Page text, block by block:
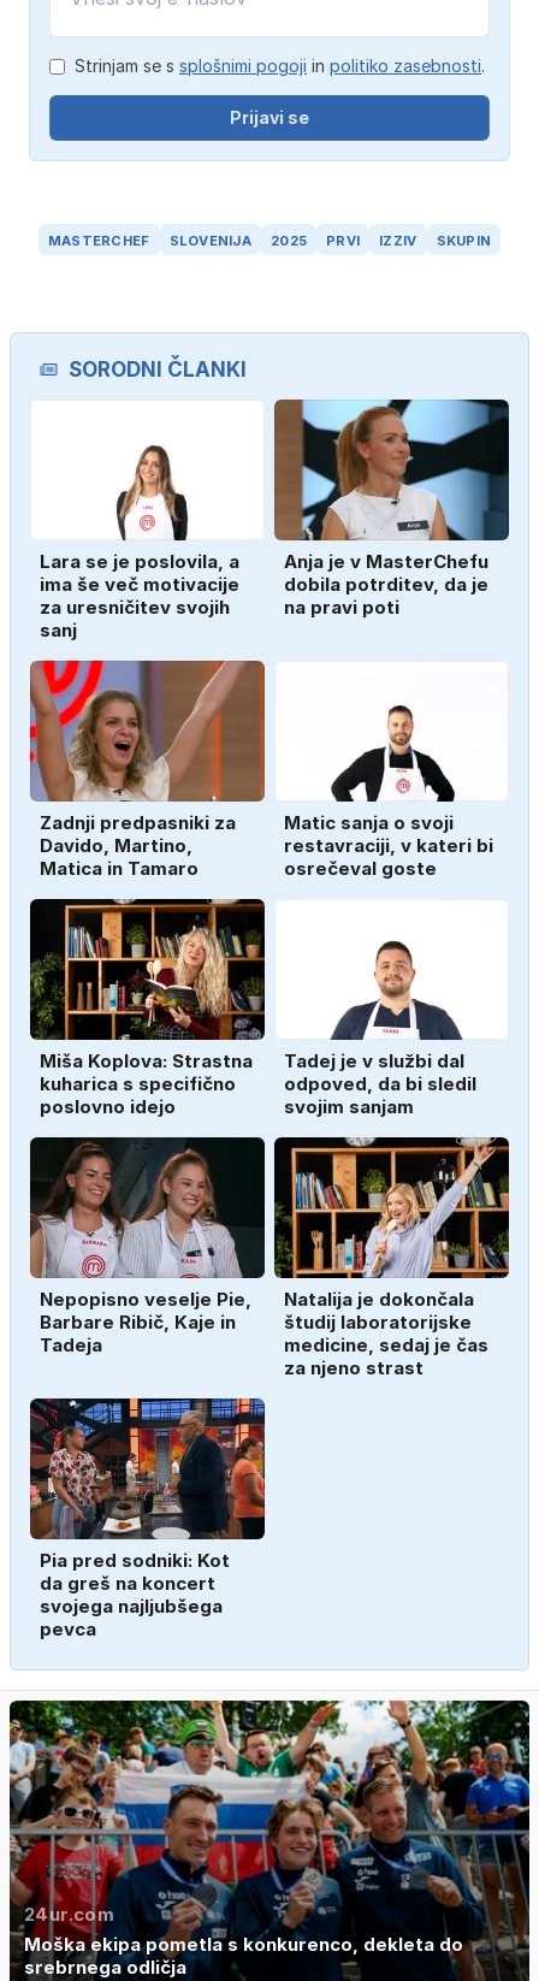
Strinjam se s splošnimi pogoji in politiko zasebnosti.
Prijavi se
MASTERCHEF SLOVENIJA 2025 PRVI IZZIV SKUPIN
SORODNI ČLANKI
Lara se je poslovila, a
ima še več motivacije
za uresničitev svojih
sanj
Anja je v MasterChefu
dobila potrditev, da je
na pravi poti
Zadnji predpasniki za
Davido, Martino,
Matica in Tamaro
Matic sanja o svoji
restavraciji, v kateri bi
osrečeval goste
Miša Koplova: Strastna
kuharica s specifično
poslovno idejo
Tadej je v službi dal
odpoved, da bi sledil
svojim sanjam
Nepopisno veselje Pie,
Barbare Ribič, Kaje in
Tadeja
Natalija je dokončala
študij laboratorijske
medicine, sedaj je čas
za njeno strast
Pia pred sodniki: Kot
da greš na koncert
svojega najljubšega
pevca
24ur.com
Moška ekipa pometla s konkurenco, dekleta do
srebrnega odličja